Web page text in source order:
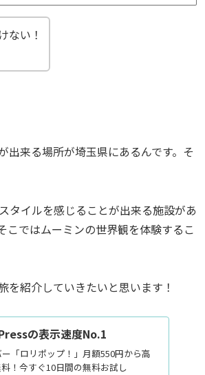
ない！
出来る場所が埼玉県にあるんです。そ
タイルを感じることが出来る施設があ
こではムーミンの世界観を体験するこ
紹介していきたいと思います！
の表示速度No.1
「ロリポップ！」月額550円から高
！今すぐ10日間の無料お試し